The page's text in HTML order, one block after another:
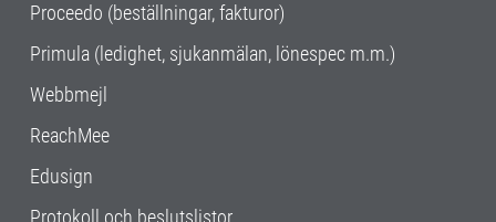
Proceedo (beställningar, fakturor)
Primula (ledighet, sjukanmälan, lönespec m.m.)
Webbmejl
ReachMee
Edusign
Protokoll och beslutslistor